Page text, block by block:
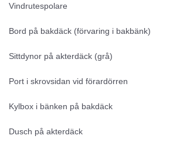
Vindrutespolare
Bord på bakdäck (förvaring i bakbänk)
Sittdynor på akterdäck (grå)
Port i skrovsidan vid förardörren
Kylbox i bänken på bakdäck
Dusch på akterdäck